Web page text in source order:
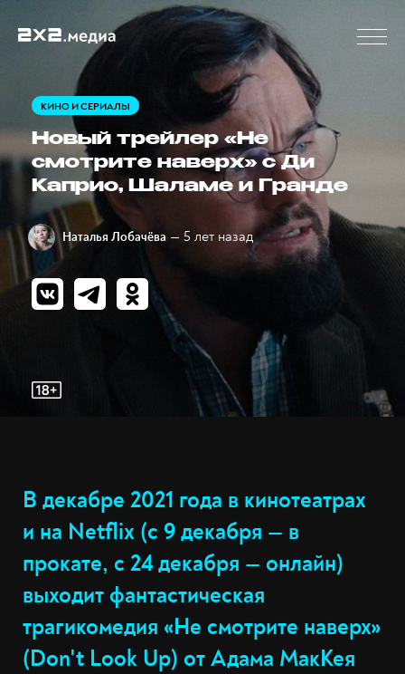
КИНО И СЕРИАЛЫ
Новый трейлер «Не
смотрите наверх» с Ди
Каприо, Шаламе и Гранде
Наталья Лобачёва — 5 лет назад
В декабре 2021 года в кинотеатрах
и на Netflix (с 9 декабря — в
прокате, с 24 декабря — онлайн)
выходит фантастическая
трагикомедия «Не смотрите наверх»
(Don't Look Up) от Адама МакКея